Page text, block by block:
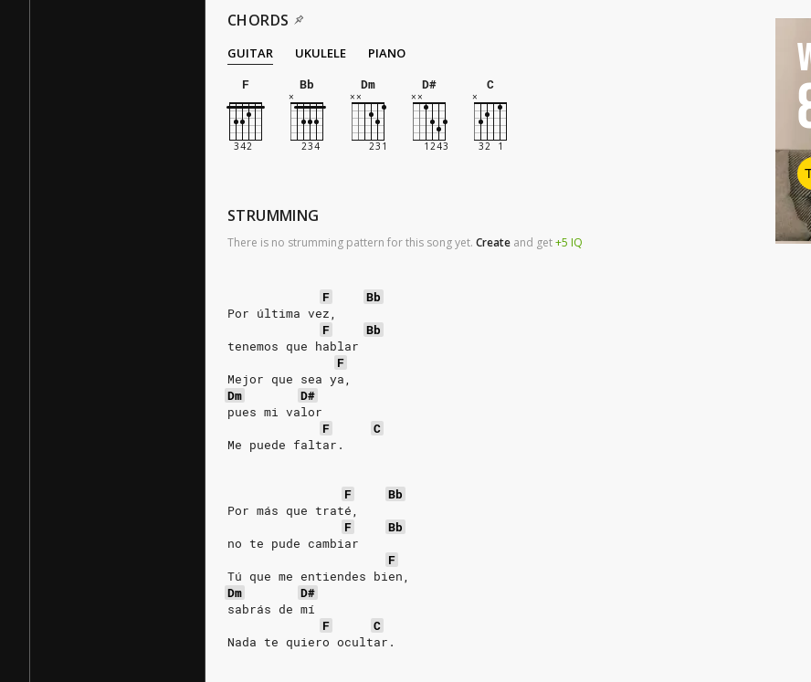
CHORDS
GUITAR UKULELE
PIANO
F
Bb Dm D# C
STRUMMING
There is no strumming pattern for this song yet. Create and get+5 IQ
F
Bb
Por última vez,
F
Bb
tenemos que hablar
F
Mejor que sea ya,
Dm
D#
pues mi valor
F
C
Me puede faltar.
F
Bb
Por más que traté,
F
Bb
no te pude cambiar
F
Tú que me entiendes bien,
Dm
D#
sabrás de mí
F
C
Nada te quiero ocultar.